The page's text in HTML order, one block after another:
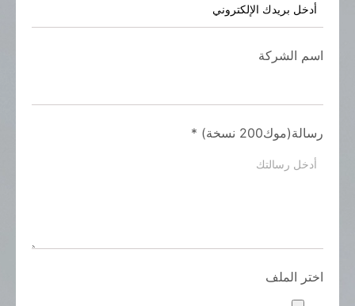
اسم الشركة
رسالة(موك200 نسخة) *
اختر الملف